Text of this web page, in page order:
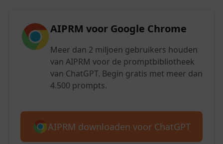
AIPRM voor Google Chrome
Meer dan 2 miljoen gebruikers houden
van AIPRM voor de promptbibliotheek
van ChatGPT. Begin gratis met meer dan
4.500 prompts.
AIPRM downloaden voor ChatGPT